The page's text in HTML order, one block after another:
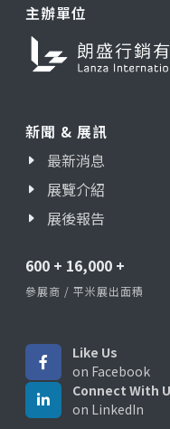
主辦單位
新聞 & 展訊
最新消息
展覽介紹
展後報告
600 + 16,000 +
參展商 / 平米展出面積
Like Us
on Facebook
Connect With
on LinkedIn